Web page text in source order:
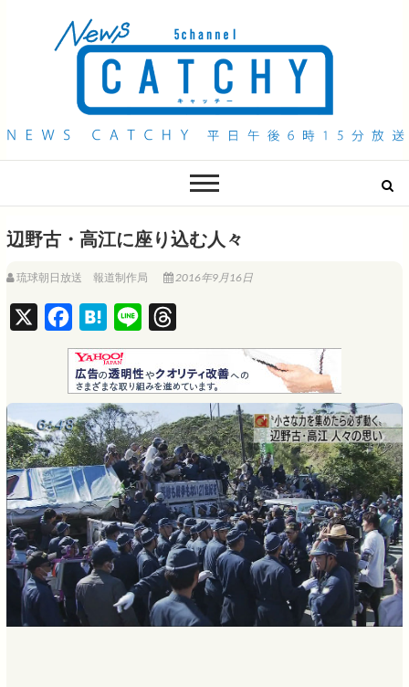
QAB NEWS Headline
辺野古・高江に座り込む人々
琉球朝日放送 報道制作局 2016年9月16日
a
c
e
b
o
o
k
H
a
t
e
n
a
i
n
e
h
r
e
a
d
s